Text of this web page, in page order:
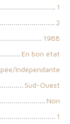
1
2
1988
En bon état
Indépendante
Sud-Ouest
Non
1